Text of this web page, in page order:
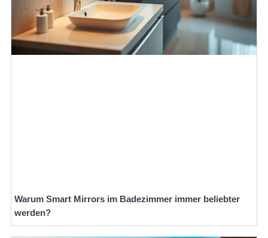
Warum Smart Mirrors im Badezimmer immer beliebter
werden?